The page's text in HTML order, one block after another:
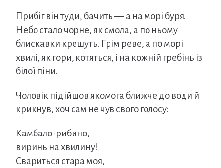
Прибіг він туди, бачить — а на морі буря.
Небо стало чорне, як смола, а по ньому
блискавки крешуть. Грім реве, а по морі
хвилі, як гори, котяться, і на кожній гребінь із
білої піни.
Чоловік підійшов якомога ближче до води й
крикнув, хоч сам не чув свого голосу:
Камбало-рибино,
виринь на хвилину!
Свариться стара моя,